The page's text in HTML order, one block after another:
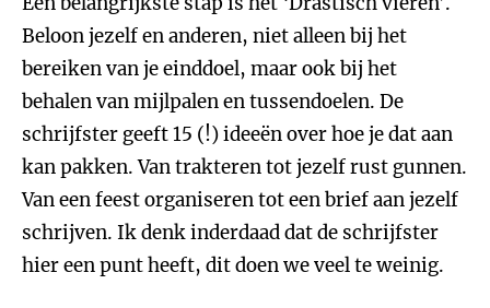
Beloon jezelf en anderen, niet alleen bij het
bereiken van je einddoel, maar ook bij het
behalen van mijlpalen en tussendoelen. De
schrijfster geeft 15 (!) ideeën over hoe je dat aan
kan pakken. Van trakteren tot jezelf rust gunnen.
Van een feest organiseren tot een brief aan jezelf
schrijven. Ik denk inderdaad dat de schrijfster
hier een punt heeft, dit doen we veel te weinig.